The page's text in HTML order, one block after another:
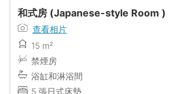
和式房 (Japanese-style Room )
查看相片
15 m²
禁煙房
浴缸和淋浴間
5 張日式床墊